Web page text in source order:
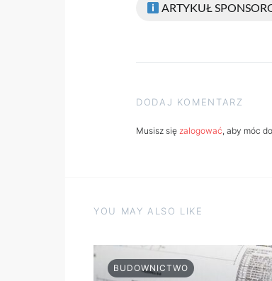
ARTYKUŁ
DODAJ KOMENTARZ
Musisz się zalogować, aby móc
YOU MAY ALSO LIKE
BUDOWNICTWO